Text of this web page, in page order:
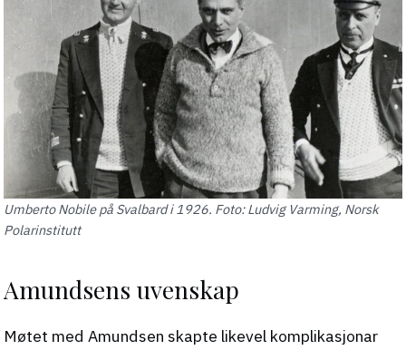
Umberto Nobile på Svalbard i 1926. Foto: Ludvig Varming, Norsk
Polarinstitutt
Amundsens uvenskap
Møtet med Amundsen skapte likevel komplikasjonar